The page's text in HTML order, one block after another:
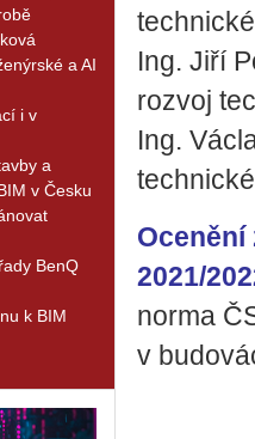
a AI
i v
a
v Česku
BenQ
k BIM
Ing. Jiří
rozvoj
Ing.
Ocenění
2021/
norma
v